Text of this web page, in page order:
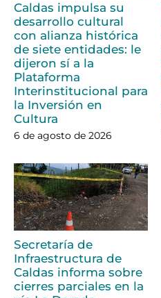
Caldas impulsa su
desarrollo cultural
con alianza histórica
de siete entidades: le
dijeron sí a la
Plataforma
Interinstitucional para
la Inversión en
Cultura
6 de agosto de 2026
Secretaría de
Infraestructura de
Caldas informa sobre
cierres parciales en la